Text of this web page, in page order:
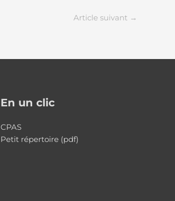
Article suivant →
En un clic
CPAS
Petit répertoire (pdf)